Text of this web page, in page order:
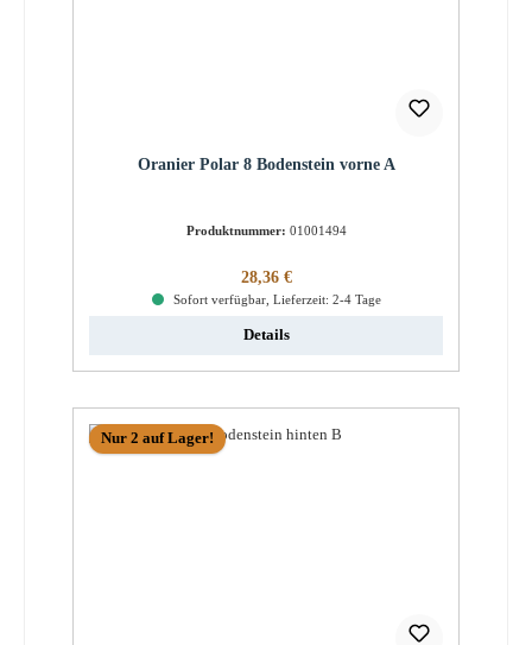
Oranier Polar 8 Bodenstein vorne A
Produktnummer: 01001494
Regulärer Preis:
28,36 €
Sofort verfügbar, Lieferzeit: 2-4 Tage
Details
Nur 2 auf Lager!